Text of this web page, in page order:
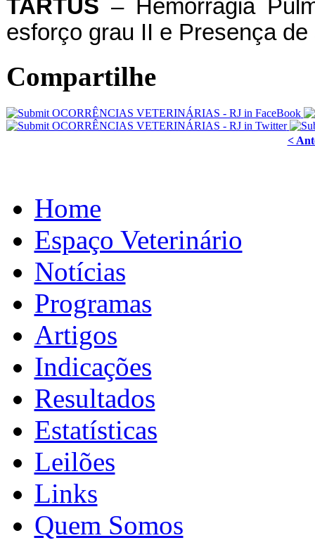
TARTUS – Hemorragia
esforço grau II e Presença
Compartilhe
<
Home
Espaço Veterinário
Notícias
Programas
Artigos
Indicações
Resultados
Estatísticas
Leilões
Links
Quem Somos